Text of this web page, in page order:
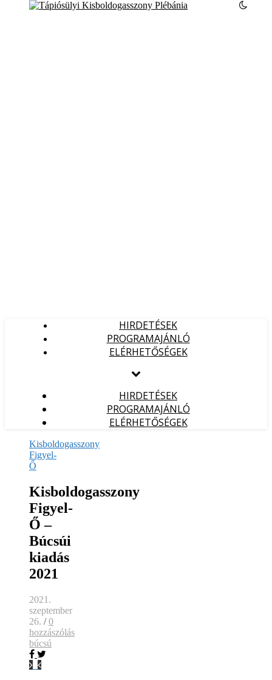
HIRDETÉSEK
PROGRAMAJÁNLÓ
ELÉRHETŐSÉGEK
HIRDETÉSEK
PROGRAMAJÁNLÓ
ELÉRHETŐSÉGEK
Kisboldogasszony
Figyel-
Ő
Kisboldogasszony
Figyel-
Ő –
Búcsúi
kiadás
2021
2021.
szeptember
26. / 0
hozzászólás
búcsú